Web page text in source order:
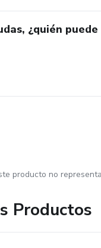
¿quién
producto no
Productos